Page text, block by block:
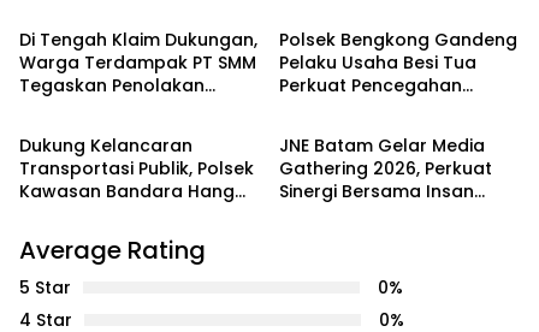
Di Tengah Klaim Dukungan,
Warga Terdampak PT SMM
Tegaskan Penolakan
Dampaknya”
Polsek Bengkong Gandeng
Pelaku Usaha Besi Tua
Perkuat Pencegahan
Batam
Dukung Kelancaran
Transportasi Publik, Polsek
Kawasan Bandara Hang
Trayek Bus Trans Batam
Batam
JNE Batam Gelar Media
Gathering 2026, Perkuat
Sinergi Bersama Insan
Average Rating
5 Star
0%
4 Star
0%